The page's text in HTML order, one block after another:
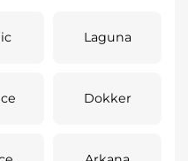
Laguna
Dokker